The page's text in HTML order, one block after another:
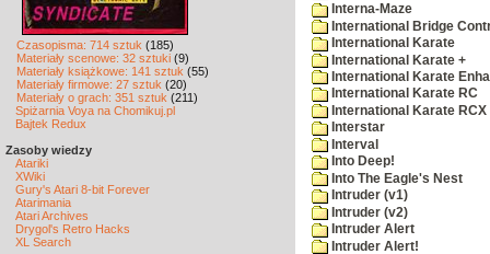
Czasopisma: 714 sztuk (185)
Materiały scenowe: 32 sztuki (9)
Materiały książkowe: 141 sztuk (55)
Materiały firmowe: 27 sztuk (20)
Materiały o grach: 351 sztuk (211)
Spiżarnia Voya na Chomikuj.pl
Bajtek Redux
Zasoby wiedzy
Atariki
XWiki
Gury's Atari 8-bit Forever
Atarimania
Atari Archives
Drygol's Retro Hacks
XL Search
Interna-Maze
International Bridge
International Karate
International Karate +
International Karate
International Karate RC
International Karate RCX
Interstar
Interval
Into Deep!
Into The Eagle's Nest
Intruder (v1)
Intruder (v2)
Intruder Alert
Intruder Alert!